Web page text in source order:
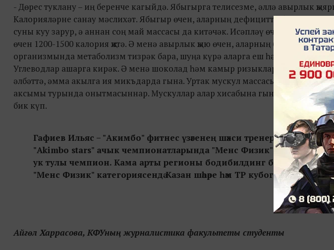
- Дөрес туклану – иң беренче кагыйдә. Ябыгырга телисезме, әллә авырлык
Калорияләрне санау мәслихәт. Ябыгыр өчен, аларның дефицитта булуы
суны куу зарур, ә аннан соң май массасы да китәчәк. Исәпләү өчен махсус
өчен 1200-1500 калория җитә. Ә менә авырлык җыю өчен, аларның бу
организмында метаболизм тизрәк бара, шуңа күрә аларга еш һәм зур
Углеводлар ашарга кирәк. Ә менә шоколад һәм камыр ризыкларына каплану
әлбәттә, әмма акылга ия микъдарда гына. Уртак мускул массасын җыярга
аксымы турында онытмасыннар. Мускуллар алар хисабына гына барлыкка
бик күп.
Гафиев Ильяс – "Акимбо" фитнес үзәгенең шәхси тренеры. Шәхси
"Akimbo stars" ачык чемпионатларында "Менс Физик"
ук тулы чемпион. Кама арты регионы бодибилдинг буенча ачык
"Менс Физик" категориясендә Казан шәһәре һәм ТР кубогында
Айгөл Харрасова, КФУның журналистика факультеты студенты